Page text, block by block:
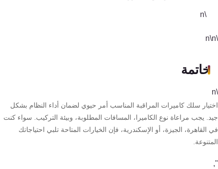
خاتمة
سلك كاميرات المراقبة المناسب أمر حيوي لضمان أداء النظام بشكل
يجب مراعاة نوع الكاميرا، المسافات المطلوبة، وبيئة التركيب. سواء كنت
القاهرة، الجيزة، أو الإسكندرية، فإن الخيارات المتاحة تلبي احتياجاتك